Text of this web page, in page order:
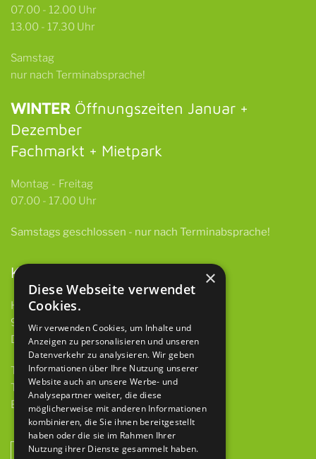
07.00 - 12.00 Uhr
13.00 - 17.30 Uhr
Samstag
nur nach Terminabsprache!
WINTER Öffnungszeiten Januar +
Dezember
Fachmarkt + Mietpark
Montag - Freitag
07.00 - 17.00 Uhr
Samstags geschlossen - nur nach Terminabsprache!
Kontakt
HBH GmbH & Co. KG
97922 Lauda-Königshofen
Deubacher Str. 12
Telefon 09343 615 921-0
Telefax 09343 615 921-9
E-Mail info@baumaschinen-hbh.de
NEWSLETTER ANMELDUNG
×
Diese Webseite verwendet
Cookies.
Wir verwenden Cookies, um Inhalte und
Anzeigen zu personalisieren und unseren
Datenverkehr zu analysieren. Wir geben
Informationen über Ihre Nutzung unserer
Website auch an unsere Werbe- und
Analysepartner weiter, die diese
möglicherweise mit anderen Informationen
kombinieren, die Sie ihnen bereitgestellt
haben oder die sie im Rahmen Ihrer
Nutzung ihrer Dienste gesammelt haben.